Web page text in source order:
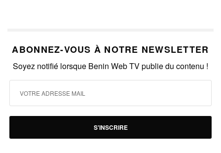
ABONNEZ-VOUS À NOTRE NEWSLETTER
Soyez notifié lorsque Benin Web TV publie du contenu !
S'INSCRIRE